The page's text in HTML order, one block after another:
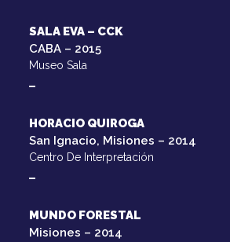
SALA EVA – CCK
CABA – 2015
Museo Sala
HORACIO QUIROGA
San Ignacio, Misiones – 2014
Centro De Interpretación
MUNDO FORESTAL
Misiones – 2014